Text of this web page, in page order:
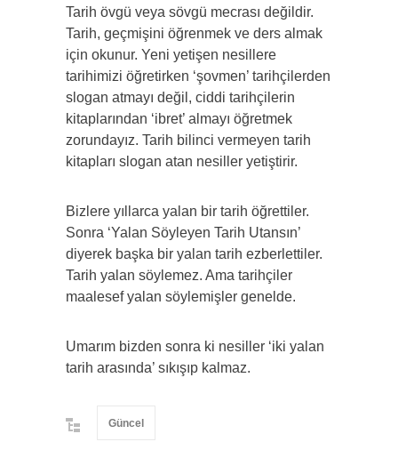
Tarih övgü veya sövgü mecrası değildir.
Tarih, geçmişini öğrenmek ve ders almak
için okunur. Yeni yetişen nesillere
tarihimizi öğretirken ‘şovmen’ tarihçilerden
slogan atmayı değil, ciddi tarihçilerin
kitaplarından ‘ibret’ almayı öğretmek
zorundayız. Tarih bilinci vermeyen tarih
kitapları slogan atan nesiller yetiştirir.
Bizlere yıllarca yalan bir tarih öğrettiler.
Sonra ‘Yalan Söyleyen Tarih Utansın’
diyerek başka bir yalan tarih ezberlettiler.
Tarih yalan söylemez. Ama tarihçiler
maalesef yalan söylemişler genelde.
Umarım bizden sonra ki nesiller ‘iki yalan
tarih arasında’ sıkışıp kalmaz.
Güncel